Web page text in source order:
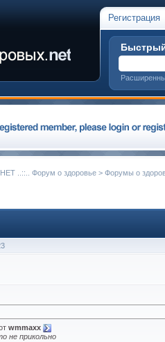
Регистрация
..::.. Форум о здоровье > Форумы о
wmmaxx
не прикольно